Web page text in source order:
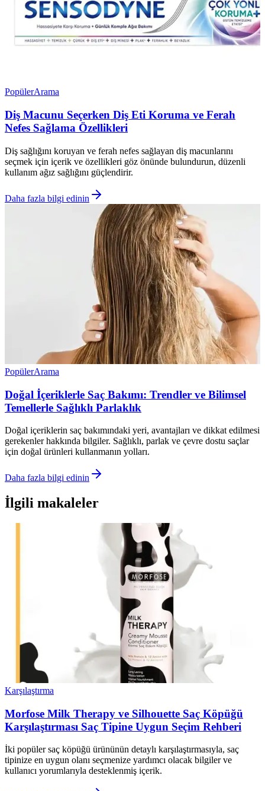
PopülerArama
Diş Macunu Seçerken Diş Eti Koruma ve Ferah
Nefes Sağlama Özellikleri
Diş sağlığını koruyan ve ferah nefes sağlayan diş macunlarını
seçmek için içerik ve özellikleri göz önünde bulundurun, düzenli
kullanım ağız sağlığını güçlendirir.
Daha fazla bilgi edinin
PopülerArama
Doğal İçeriklerle Saç Bakımı: Trendler ve Bilimsel
Temellerle Sağlıklı Parlaklık
Doğal içeriklerin saç bakımındaki yeri, avantajları ve dikkat edilmesi
gerekenler hakkında bilgiler. Sağlıklı, parlak ve çevre dostu saçlar
için doğal ürünleri kullanmanın yolları.
Daha fazla bilgi edinin
İlgili makaleler
Karşılaştırma
Morfose Milk Therapy ve Silhouette Saç Köpüğü
Karşılaştırması Saç Tipine Uygun Seçim Rehberi
İki popüler saç köpüğü ürününün detaylı karşılaştırmasıyla, saç
tipinize en uygun olanı seçmenize yardımcı olacak bilgiler ve
kullanıcı yorumlarıyla desteklenmiş içerik.